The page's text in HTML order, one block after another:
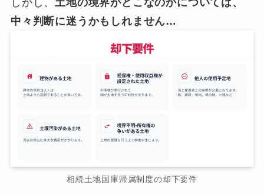
しかし、土地の境界がどこなのかについては、
中々判断に迷うかもしれません…
相続土地国庫帰属制度の却下要件